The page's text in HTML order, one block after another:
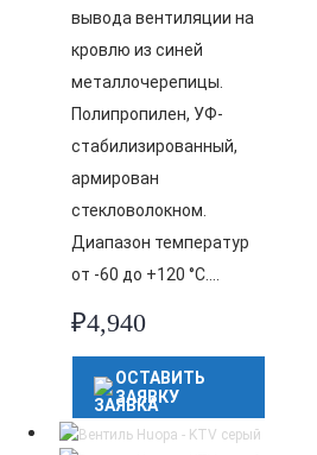
вывода вентиляции на
кровлю из синей
металлочерепицы.
Полипропилен, УФ-
стабилизированный,
армирован
стекловолокном.
Диапазон температур
от -60 до +120 °C….
₽4,940
ОСТАВИТЬ
ЗАЯВКУ